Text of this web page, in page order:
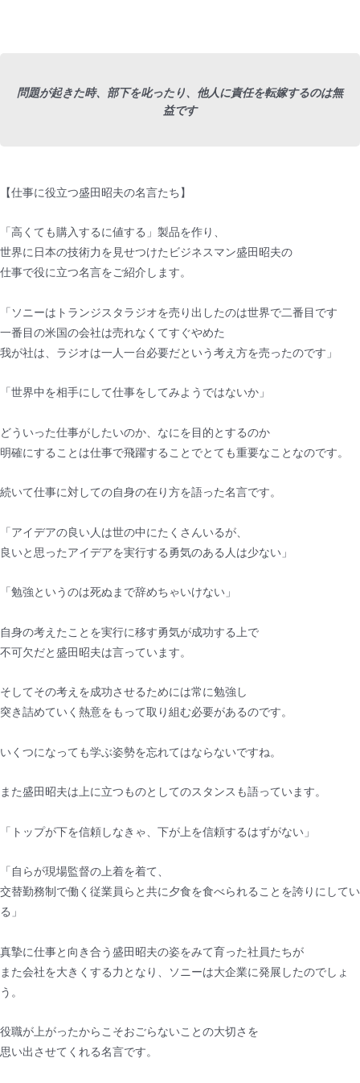
問題が起きた時、部下を叱ったり、他人に責任を転嫁するのは無
益です
【仕事に役立つ盛田昭夫の名言たち】
「高くても購入するに値する」製品を作り、
世界に日本の技術力を見せつけたビジネスマン盛田昭夫の
仕事で役に立つ名言をご紹介します。
「ソニーはトランジスタラジオを売り出したのは世界で二番目です
一番目の米国の会社は売れなくてすぐやめた
我が社は、ラジオは一人一台必要だという考え方を売ったのです」
「世界中を相手にして仕事をしてみようではないか」
どういった仕事がしたいのか、なにを目的とするのか
明確にすることは仕事で飛躍することでとても重要なことなのです。
続いて仕事に対しての自身の在り方を語った名言です。
「アイデアの良い人は世の中にたくさんいるが、
良いと思ったアイデアを実行する勇気のある人は少ない」
「勉強というのは死ぬまで辞めちゃいけない」
自身の考えたことを実行に移す勇気が成功する上で
不可欠だと盛田昭夫は言っています。
そしてその考えを成功させるためには常に勉強し
突き詰めていく熱意をもって取り組む必要があるのです。
いくつになっても学ぶ姿勢を忘れてはならないですね。
また盛田昭夫は上に立つものとしてのスタンスも語っています。
「トップが下を信頼しなきゃ、下が上を信頼するはずがない」
「自らが現場監督の上着を着て、
交替勤務制で働く従業員らと共に夕食を食べられることを誇りにしてい
る」
真摯に仕事と向き合う盛田昭夫の姿をみて育った社員たちが
また会社を大きくする力となり、ソニーは大企業に発展したのでしょ
う。
役職が上がったからこそおごらないことの大切さを
思い出させてくれる名言です。